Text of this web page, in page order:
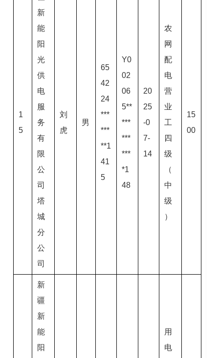
1
5
新
能
阳
光
供
电
服
务
有
限
公
司
塔
城
分
公
司
刘
虎
男
65
42
24
***
***
**1
41
5
Y0
02
06
5**
***
***
***
*1
48
20
25
-0
7-
14
农
网
配
电
营
业
工
四
级
（
中
级
）
15
00
新
疆
新
能
阳
用
电